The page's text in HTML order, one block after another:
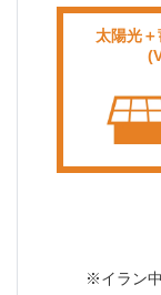
太陽光
※イラン